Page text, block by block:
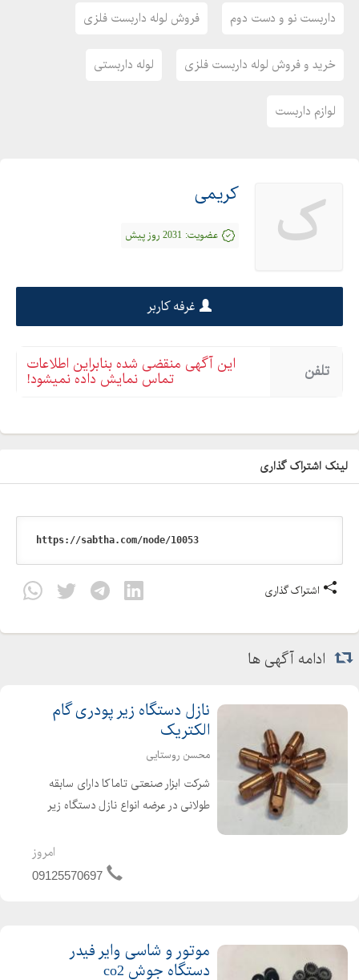
داربست نو و دست دوم فروش لوله داربست فلزی
خرید و فروش لوله داربست فلزی لوله داربستی
لوازم داربست
ک کریمی
عضویت: 2031 روز پیش
غرفه کاربر
تلفن این آگهی منقضی شده بنابراین اطلاعات
تماس نمایش داده نمیشود!
لینک اشتراک گذاری
اشتراک گذاری
ادامه آگهی ها
نازل دستگاه زیر پودری گام
الکتریک
محسن روستایی
شرکت ابزار صنعتی تاماکا دارای سابقه
طولانی در عرضه انواع نازل دستگاه زیر
مس شش پر با کیفیت و قیمت مناسبامروز
09125570697
موتور و شاسی وایر فیدر
دستگاه جوش co2